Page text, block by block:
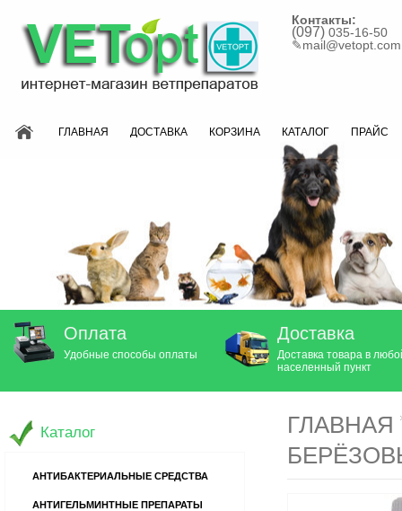
Контакты:
(097) 035-16-50
✎mail@vetopt.com
ГЛАВНАЯ ДОСТАВКА КОРЗИНА КАТАЛОГ ПРАЙС
Оплата
Удобные способы оплаты
Доставка
Доставка товара в
населенный пункт
ГЛАВНАЯ
Каталог
АНТИБАКТЕРИАЛЬНЫЕ СРЕДСТВА
АНТИГЕЛЬМИНТНЫЕ ПРЕПАРАТЫ